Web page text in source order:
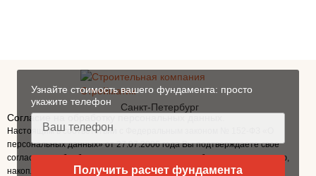
Узнайте стоимость вашего фундамента: просто
укажите телефон
Получить расчет фундамента
Санкт-Петербург
Согласие на обработку персональных данных.
Настоящим в соответствии с Федеральным законом № 152-ФЗ «О
персональных данных» от 27.07.2006 года Вы подтверждаете свое
согласие на обработку персональных данных: сбор, систематизацию,
накопление, хранение, уточнение (обновление, изменение),